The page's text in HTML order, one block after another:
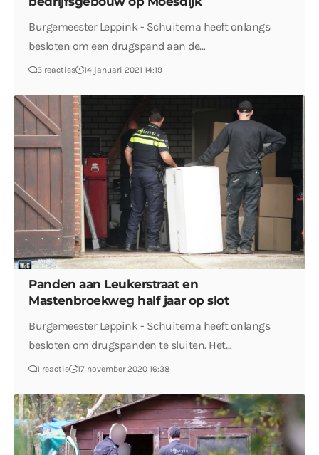
Burgemeester Leppink - Schuitema heeft onlangs
besloten om een drugspand aan de…
3 reacties 14 januari 2021 14:19
Panden aan Leukerstraat en
Mastenbroekweg half jaar op slot
Burgemeester Leppink - Schuitema heeft onlangs
besloten om drugspanden te sluiten. Het…
1 reactie 17 november 2020 16:38